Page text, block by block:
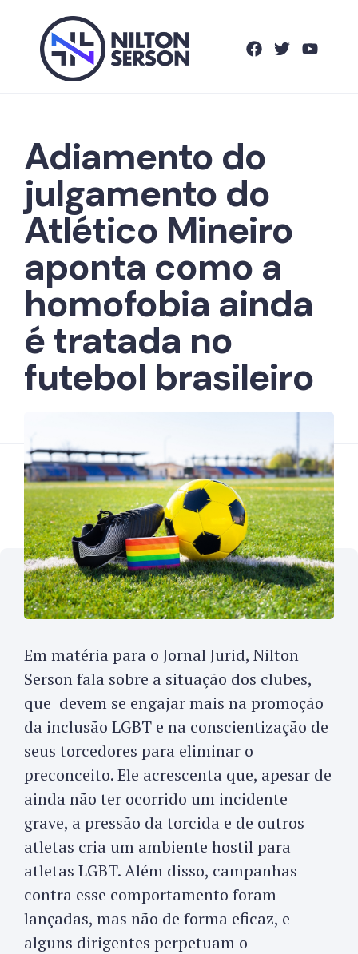
Adiamento do
julgamento do
Atlético Mineiro
aponta como a
homofobia ainda
é tratada no
futebol brasileiro
Em matéria para o Jornal Jurid, Nilton
Serson fala sobre a situação dos clubes,
que devem se engajar mais na promoção
da inclusão LGBT e na conscientização de
seus torcedores para eliminar o
preconceito. Ele acrescenta que, apesar de
ainda não ter ocorrido um incidente
grave, a pressão da torcida e de outros
atletas cria um ambiente hostil para
atletas LGBT. Além disso, campanhas
contra esse comportamento foram
lançadas, mas não de forma eficaz, e
alguns dirigentes perpetuam o